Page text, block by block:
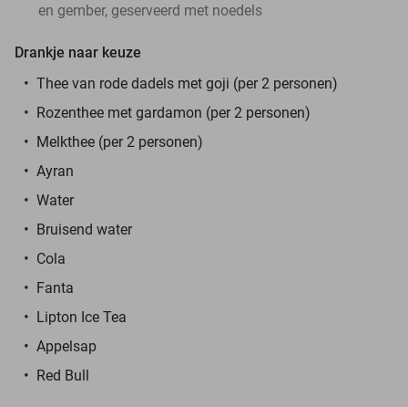
en gember, geserveerd met noedels
Drankje naar keuze
Thee van rode dadels met goji (per 2 personen)
Rozenthee met gardamon (per 2 personen)
Melkthee (per 2 personen)
Ayran
Water
Bruisend water
Cola
Fanta
Lipton Ice Tea
Appelsap
Red Bull